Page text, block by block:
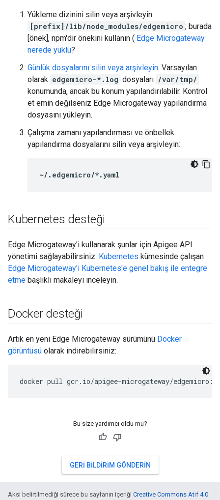
Yükleme dizinini silin veya arşivleyin
[prefix]/lib/node_modules/edgemicro ; burada
[önek], npm'dir önekini kullanın ( Edge Microgateway
nerede yüklü?
Günlük dosyalarını silin veya arşivleyin. Varsayılan
olarak edgemicro-*.log dosyaları /var/tmp/
konumunda, ancak bu konum yapılandırılabilir. Kontrol
et emin değilseniz Edge Microgateway yapılandırma
dosyasını yükleyin.
Çalışma zamanı yapılandırması ve önbellek
yapılandırma dosyalarını silin veya arşivleyin:
~/.edgemicro/*.yaml
Kubernetes desteği
Edge Microgateway'i kullanarak şunlar için Apigee API
yönetimi sağlayabilirsiniz: Kubernetes kümesinde çalışan
Edge Microgateway'i Kubernetes'e genel bakış ile entegre
etme başlıklı makaleyi inceleyin.
Docker desteği
Artık en yeni Edge Microgateway sürümünü Docker
görüntüsü olarak indirebilirsiniz:
docker pull gcr.io/apigee-microgateway/
Bu size yardımcı oldu mu?
GERI BILDIRIM GÖNDERIN
Aksi belirtilmediği sürece bu sayfanın içeriği Creative Commons Atıf 4.0